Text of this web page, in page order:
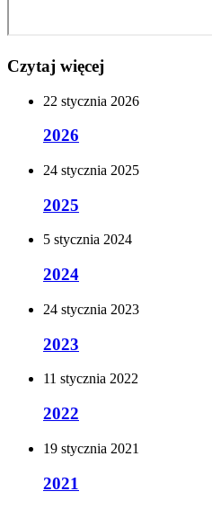
Czytaj więcej
22 stycznia 2026
2026
24 stycznia 2025
2025
5 stycznia 2024
2024
24 stycznia 2023
2023
11 stycznia 2022
2022
19 stycznia 2021
2021